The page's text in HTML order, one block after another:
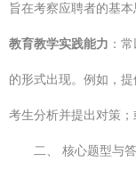
旨在考察应聘者的基本
教育教学实践能力 ：
的形式出现。例如，
考生分析并提出对策；
二、 核心题型与